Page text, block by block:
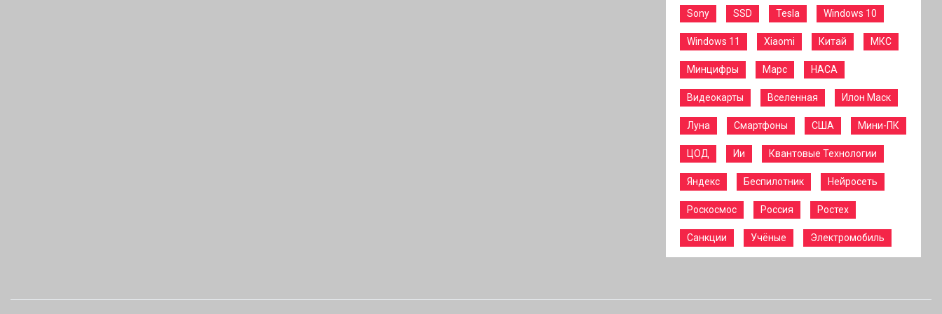
Sony SSD Tesla Windows 10
Windows 11 Xiaomi Китай МКС
Минцифры Марс НАСА
Видеокарты Вселенная Илон Маск
Луна Смартфоны США Мини-ПК
ЦОД Ии Квантовые Технологии
Яндекс Беспилотник Нейросеть
Роскосмос Россия Ростех
Санкции Учёные Электромобиль